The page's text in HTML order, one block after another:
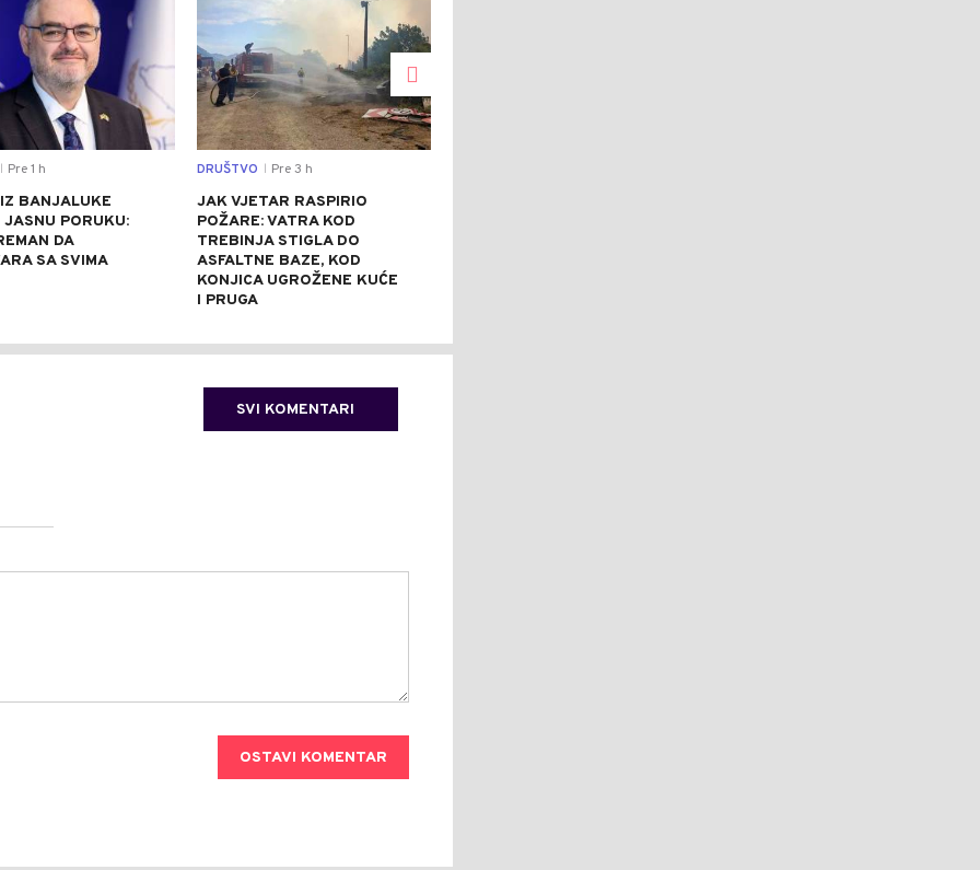
Pre 1 h
BANJALUKE
JASNU PORUKU:
DA
SA SVIMA
DRUŠTVO Pre 3 h
JAK VJETAR RASPIRIO
POŽARE: VATRA KOD
TREBINJA STIGLA DO
ASFALTNE BAZE, KOD
KONJICA UGROŽENE KUĆE
I PRUGA
SVI KOMENTARI
OSTAVI KOMENTAR